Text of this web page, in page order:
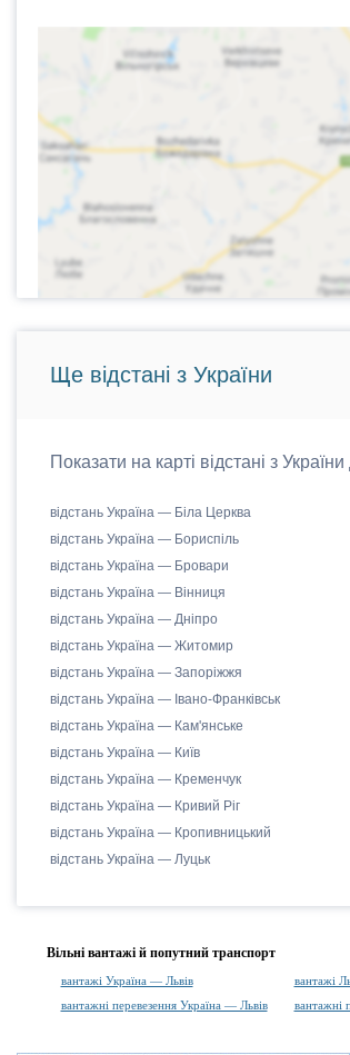
Ще відстані з України
Показати на карті відстані з
відстань Україна — Біла Церква
відстань Україна — Бориспіль
відстань Україна — Бровари
відстань Україна — Вінниця
відстань Україна — Дніпро
відстань Україна — Житомир
відстань Україна — Запоріжжя
відстань Україна — Івано-Франківськ
відстань Україна — Кам'янське
відстань Україна — Київ
відстань Україна — Кременчук
відстань Україна — Кривий Ріг
відстань Україна — Кропивницький
відстань Україна — Луцьк
Вільні вантажі й попутний транспорт
вантажі Україна — Львів вантажі
вантажні перевезення Україна — Львів
вантажні